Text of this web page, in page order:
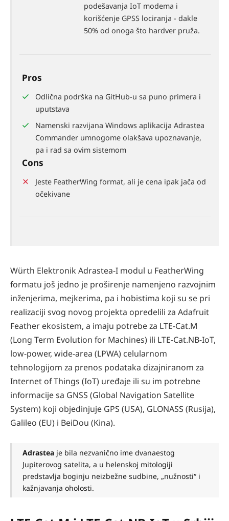
podešavanja IoT modema i
korišćenje GPSS lociranja - dakle
50% od onoga što hardver pruža.
Pros
Odlična podrška na GitHub-u sa puno primera i
uputstava
Namenski razvijana Windows aplikacija Adrastea
Commander umnogome olakšava upoznavanje,
pa i rad sa ovim sistemom
Cons
Jeste FeatherWing format, ali je cena ipak jača od
očekivane
Würth Elektronik Adrastea-I modul u FeatherWing
formatu još jedno je proširenje namenjeno razvojnim
inženjerima, mejkerima, pa i hobistima koji su se pri
realizaciji svog novog projekta opredelili za Adafruit
Feather ekosistem, a imaju potrebe za LTE-Cat.M
(Long Term Evolution for Machines) ili LTE-Cat.NB-IoT,
low-power, wide-area (LPWA) celularnom
tehnologijom za prenos podataka dizajniranom za
Internet of Things (IoT) uređaje ili su im potrebne
informacije sa GNSS (Global Navigation Satellite
System) koji objedinjuje GPS (USA), GLONASS (Rusija),
Galileo (EU) i BeiDou (Kina).
Adrastea je bila nezvanično ime dvanaestog
Jupiterovog satelita, a u helenskoj mitologiji
predstavlja boginju neizbežne sudbine, „nužnosti“ i
kažnjavanja oholosti.